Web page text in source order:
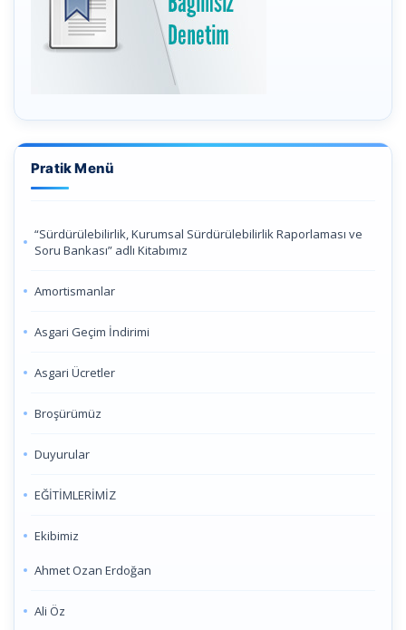
Pratik Menü
“Sürdürülebilirlik, Kurumsal Sürdürülebilirlik Raporlaması ve
Soru Bankası” adlı Kitabımız
Amortismanlar
Asgari Geçim İndirimi
Asgari Ücretler
Broşürümüz
Duyurular
EĞİTİMLERİMİZ
Ekibimiz
Ahmet Ozan Erdoğan
Ali Öz